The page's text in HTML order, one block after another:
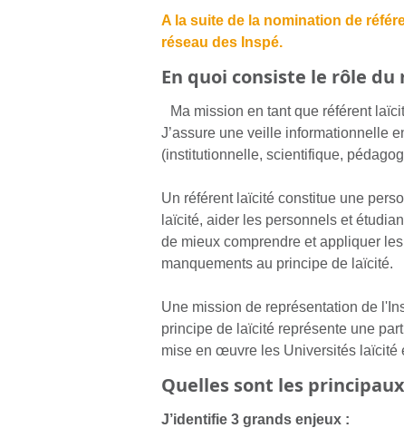
A la suite de la nomination de
réseau des Inspé.
En quoi consiste le rôle du
Ma mission en tant que référent
J’assure une veille informationnelle
(institutionnelle, scientifique,
Un référent laïcité constitue une
laïcité, aider les personnels et
de mieux comprendre et appliquer
manquements au principe de laïcité.
Une mission de représentation de
principe de laïcité représente une
mise en œuvre les Universités laïcité
Quelles sont les
J’identifie 3 grands enjeux :